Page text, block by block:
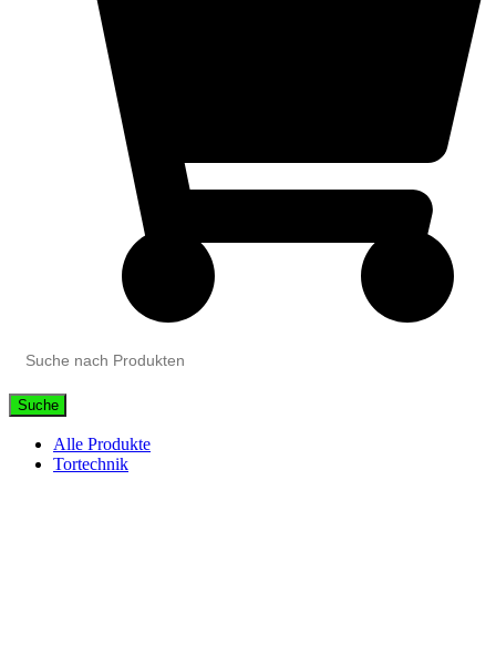
Suche
Alle Produkte
Tortechnik